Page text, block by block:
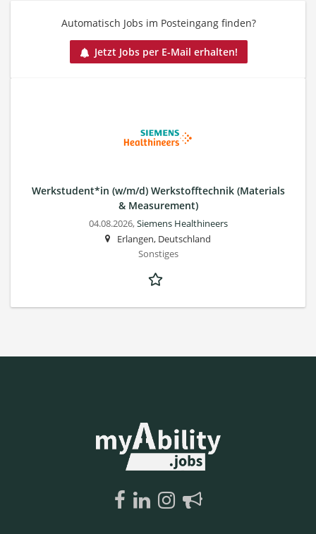
Automatisch Jobs im Posteingang finden?
Jetzt Jobs per E-Mail erhalten!
Werkstudent*in (w/m/d) Werkstofftechnik (Materials
& Measurement)
04.08.2026,Siemens Healthineers
Erlangen, Deutschland
Sonstiges